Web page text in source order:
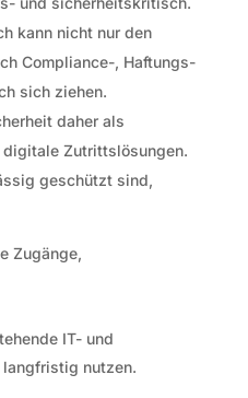
kann nicht nur den
Compliance-, Haftungs-
sich ziehen.
daher als
digitale Zutrittslösungen.
geschützt sind,
Zugänge,
IT- und
nutzen.